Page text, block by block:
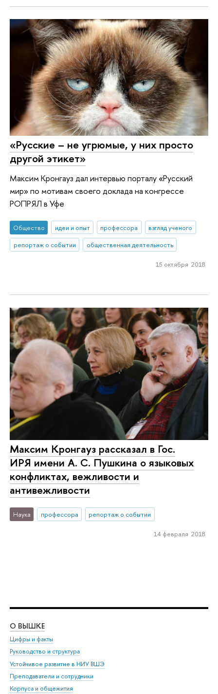
«Русские – не угрюмые, у них просто
другой этикет»
Максим Кронгауз дал интервью порталу «Русский
мир» по мотивам своего доклада на конгрессе
РОПРЯЛ в Уфе
Общество идеи и опыт профессора
взгляд ученого
репортаж о событии
общественная деятельность
15 октября 2018
Максим Кронгауз рассказал в Гос.
ИРЯ имени А. С. Пушкина о языковых
конфликтах, вежливости и
антивежливости
Наука профессора репортаж о событии
14 февраля 2018
О ВЫШКЕ
Цифры и факты
Руководство и структура
Устойчивое развитие в НИУ ВШЭ
Преподаватели и сотрудники
Корпуса и общежития